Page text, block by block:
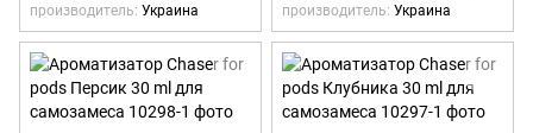
производитель Украина
производитель Украина